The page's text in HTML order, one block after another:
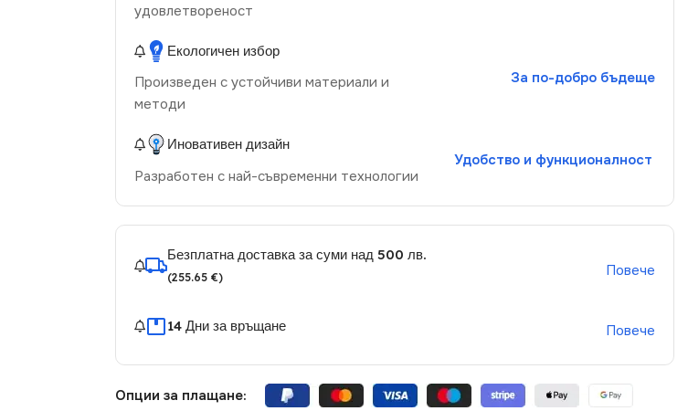
удовлетвореност
Екологичен избор
Произведен с устойчиви материали и
методи
За по-добро бъдеще
Иновативен дизайн
Разработен с най-съвременни технологии
Удобство и функционалност
Безплатна доставка за суми над 500 лв.
(255.65 €) Повече
14 Дни за връщане Повече
Опции за плащане: